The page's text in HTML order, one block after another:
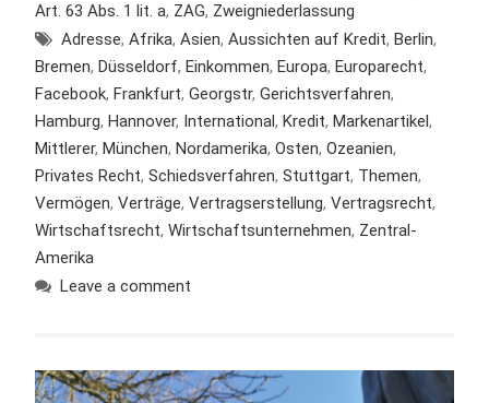
Art. 63 Abs. 1 lit. a, ZAG, Zweigniederlassung
Adresse, Afrika, Asien, Aussichten auf Kredit, Berlin,
Bremen, Düsseldorf, Einkommen, Europa, Europarecht,
Facebook, Frankfurt, Georgstr, Gerichtsverfahren,
Hamburg, Hannover, International, Kredit, Markenartikel ,
Mittlerer, München, Nordamerika, Osten, Ozeanien,
Privates Recht, Schiedsverfahren, Stuttgart, Themen,
Vermögen, Verträge, Vertragserstellung, Vertragsrecht,
Wirtschaftsrecht, Wirtschaftsunternehmen, Zentral-
Amerika
Leave a comment